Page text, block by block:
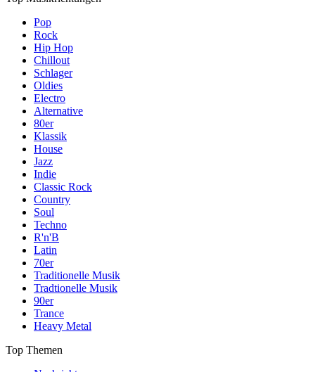
Pop
Rock
Hip Hop
Chillout
Schlager
Oldies
Electro
Alternative
80er
Klassik
House
Jazz
Indie
Classic Rock
Country
Soul
Techno
R'n'B
Latin
70er
Traditionelle Musik
Tradtionelle Musik
90er
Trance
Heavy Metal
Top Themen